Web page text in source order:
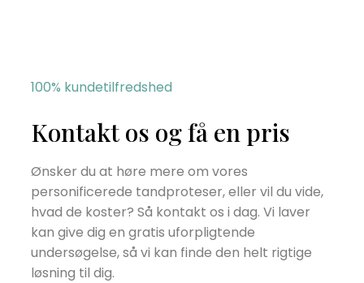
100% kundetilfredshed
Kontakt os og få en pris
Ønsker du at høre mere om vores
personificerede tandproteser, eller vil du vide,
hvad de koster? Så kontakt os i dag. Vi laver
kan give dig en gratis uforpligtende
undersøgelse, så vi kan finde den helt rigtige
løsning til dig.